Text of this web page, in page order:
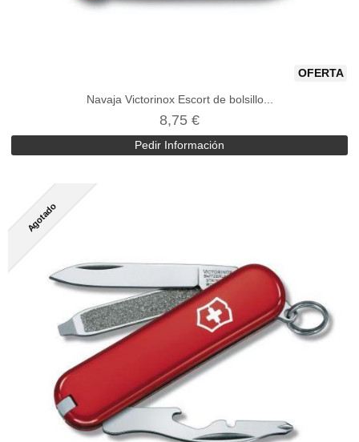
OFERTA
Navaja Victorinox Escort de bolsillo...
8,75 €
Pedir Información
Agotado